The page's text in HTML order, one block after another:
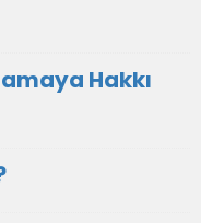
Hakkı